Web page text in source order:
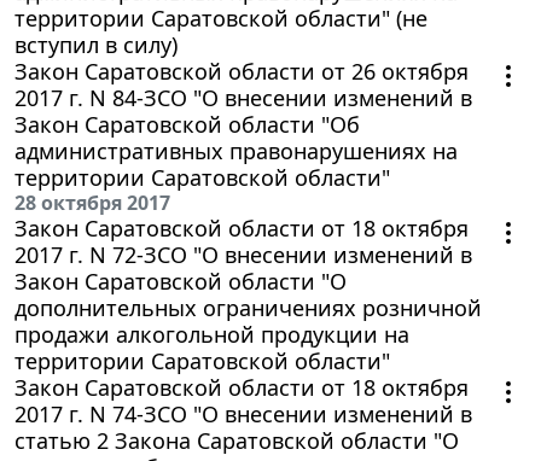
территории Саратовской области" (не
вступил в силу)
Закон Саратовской области от 26 октября
2017 г. N 84-ЗСО "О внесении изменений в
Закон Саратовской области "Об
административных правонарушениях на
территории Саратовской области"
28 октября 2017
Закон Саратовской области от 18 октября
2017 г. N 72-ЗСО "О внесении изменений в
Закон Саратовской области "О
дополнительных ограничениях розничной
продажи алкогольной продукции на
территории Саратовской области"
Закон Саратовской области от 18 октября
2017 г. N 74-ЗСО "О внесении изменений в
статью 2 Закона Саратовской области "О